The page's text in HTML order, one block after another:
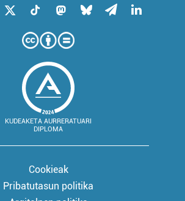
KUDEAKETA AURRERATUARI
DIPLOMA
Cookieak
Pribatutasun politika